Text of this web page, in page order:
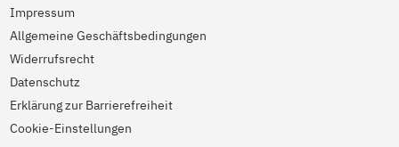
Impressum
Allgemeine Geschäftsbedingungen
Widerrufsrecht
Datenschutz
Erklärung zur Barrierefreiheit
Cookie-Einstellungen